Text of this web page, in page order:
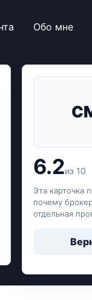
Обо мне
6.2из 10
Эта карточка
почему
отдельная